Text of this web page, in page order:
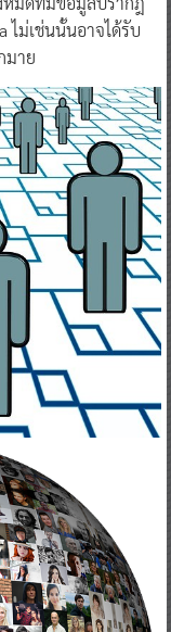
ไม่เช่นนั้นอาจได้รับ
มาย